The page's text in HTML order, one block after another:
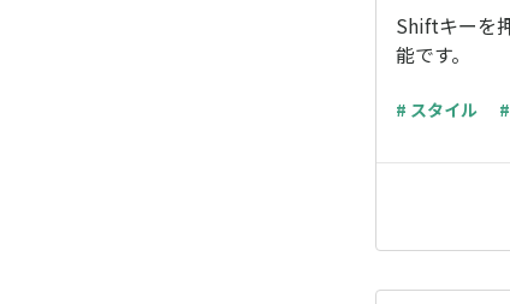
Shiftキーを
能です。
# スタイル